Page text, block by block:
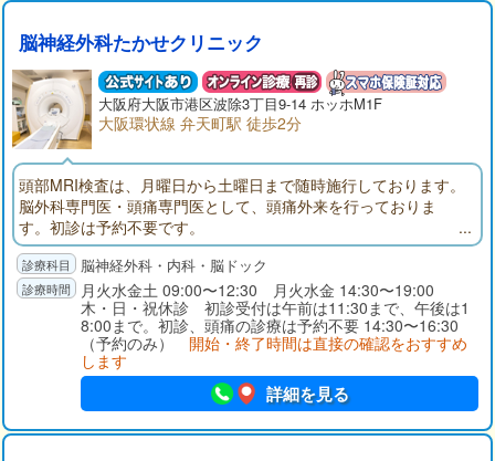
脳神経外科たかせクリニック
大阪府大阪市港区波除3丁目9-14 ホッホM1F
大阪環状線 弁天町駅 徒歩2分
頭部MRI検査は、月曜日から土曜日まで随時施行しております。
脳外科専門医・頭痛専門医として、頭痛外来を行っておりま
す。初診は予約不要です。
脳神経外科・内科・脳ドック
月火水金土 09:00〜12:30 月火水金 14:30〜19:00
木・日・祝休診 初診受付は午前は11:30まで、午後は1
8:00まで。初診、頭痛の診療は予約不要 14:30〜16:30
（予約のみ） 開始・終了時間は直接の確認をおすすめ
します
詳細を見る